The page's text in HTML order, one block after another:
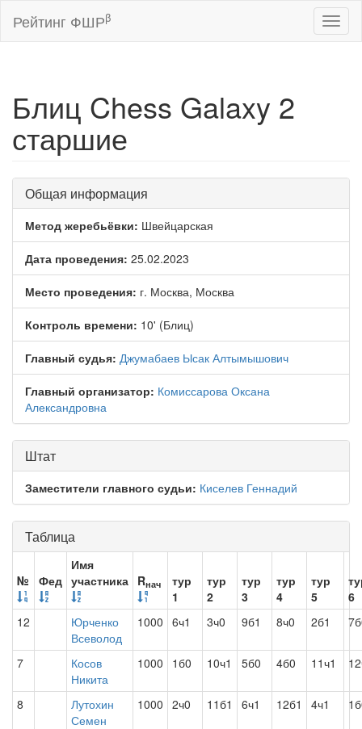
Рейтинг ФШРβ
Блиц Chess Galaxy 2
старшие
Общая информация
Метод жеребьёвки: Швейцарская
Дата проведения: 25.02.2023
Место проведения: г. Москва, Москва
Контроль времени: 10' (Блиц)
Главный судья: Джумабаев Ысак Алтымышович
Главный организатор: Комиссарова Оксана
Александровна
Штат
Заместители главного судьи: Киселев Геннадий
Таблица
№ Фед
Имя
участника Rнач
тур
1
тур
2
тур
3
тур
4
тур
5
6
12
Юрченко
Всеволод
1000 6ч1 3ч0 9б1 8ч0 2б1
7
Косов
Никита
1000 1б0 10ч1 5б0 4б0 11ч1
8
Лутохин
Семен
1000 2ч0 11б1 6ч1 12б1 4ч1